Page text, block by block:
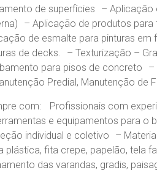
de superfícies – Aplicação
– Aplicação de produtos
de esmalte para pinturas
de decks. – Texturização –
para pisos de concreto
Predial, Manutenção de
com: Profissionais com
e equipamentos para o
individual e coletivo –
plástica, fita crepe, papelão, tela
das varandas, gradis,